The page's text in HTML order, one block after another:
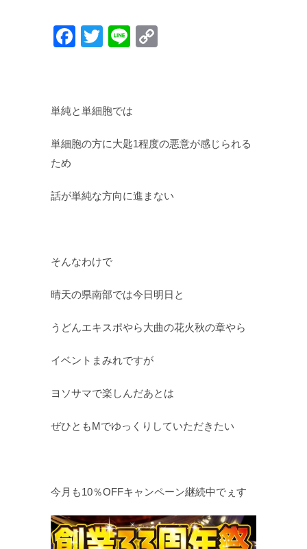
F
e
b
o
k
T
er
Li
n
単純と単細胞では
単細胞の方に大匙1程度の悪意が感じられる
ため
話が単純な方向に進まない
そんなわけで
晴天の県南部では今日明日と
うどんエキスポやら大曲の花火秋の章やら
イベントまみれですが
ヨソサマで楽しんだあとは
ぜひともMでゆっくりしていただきたい
今月も10％OFFキャンペーン継続中でぇす